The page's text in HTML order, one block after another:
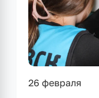
26 февраля